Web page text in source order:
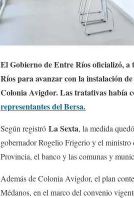
El Gobierno de Entre Ríos oficializó, a
Ríos para avanzar con la instalación
Colonia Avigdor. Las tratativas había
representantes del Bersa.
Según registró La Sexta, la medida
gobernador Rogelio Frigerio y el ministro
Provincia, el banco y las comunas y
Además de Colonia Avigdor, el plan
Médanos, en el marco del convenio